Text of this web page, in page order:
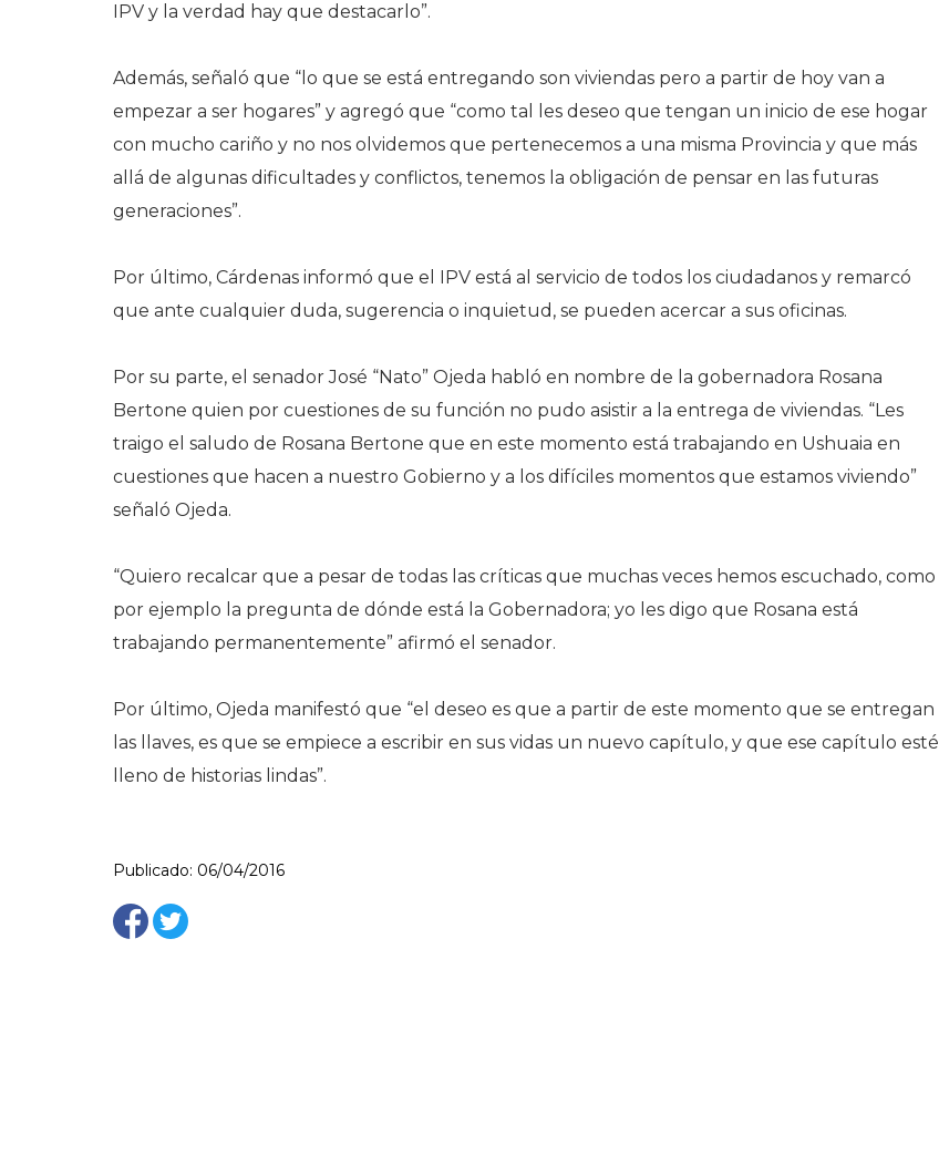
IPV y la verdad hay que destacarlo”.
Además, señaló que “lo que se está entregando son viviendas pero a partir de hoy van a
empezar a ser hogares” y agregó que “como tal les deseo que tengan un inicio de ese hogar
con mucho cariño y no nos olvidemos que pertenecemos a una misma Provincia y que más
allá de algunas dificultades y conflictos, tenemos la obligación de pensar en las futuras
generaciones”.
Por último, Cárdenas informó que el IPV está al servicio de todos los ciudadanos y remarcó
que ante cualquier duda, sugerencia o inquietud, se pueden acercar a sus oficinas.
Por su parte, el senador José “Nato” Ojeda habló en nombre de la gobernadora Rosana
Bertone quien por cuestiones de su función no pudo asistir a la entrega de viviendas. “Les
traigo el saludo de Rosana Bertone que en este momento está trabajando en Ushuaia en
cuestiones que hacen a nuestro Gobierno y a los difíciles momentos que estamos viviendo”
señaló Ojeda.
“Quiero recalcar que a pesar de todas las críticas que muchas veces hemos escuchado, como
por ejemplo la pregunta de dónde está la Gobernadora; yo les digo que Rosana está
trabajando permanentemente” afirmó el senador.
Por último, Ojeda manifestó que “el deseo es que a partir de este momento que se entregan
las llaves, es que se empiece a escribir en sus vidas un nuevo capítulo, y que ese capítulo esté
lleno de historias lindas”.
Publicado: 06/04/2016